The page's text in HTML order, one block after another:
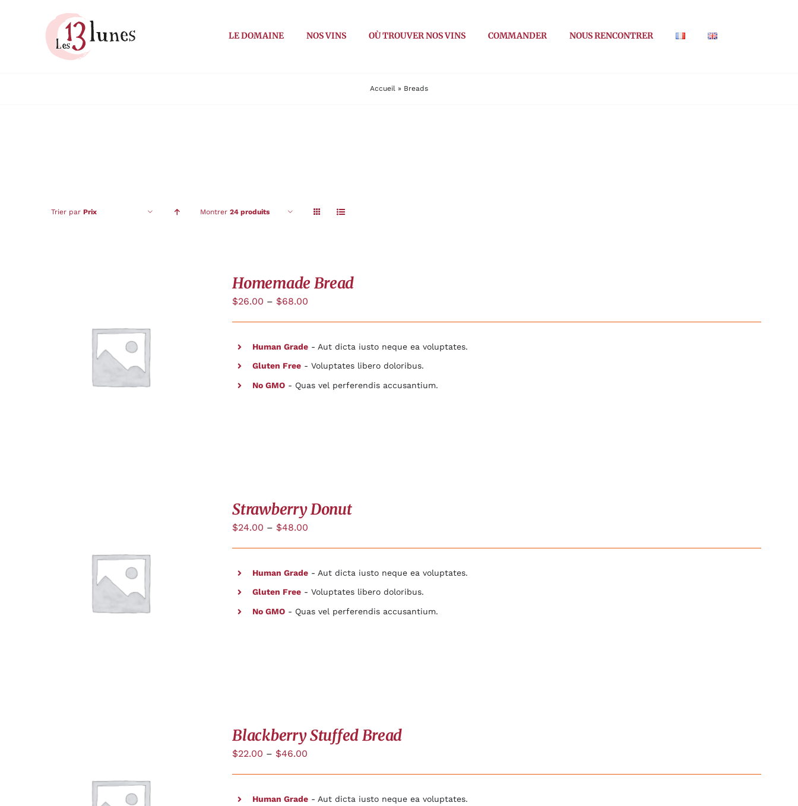
LE DOMAINE NOS VINS OÙ TROUVER NOS VINS COMMANDER NOUS RENCONTRER
Accueil » Breads
Trier par Prix Montrer 24 produits
APERÇU
Homemade Bread
$26.00 – $68.00
Human Grade- Aut dicta iusto neque ea voluptates.
Gluten Free- Voluptates libero doloribus.
No GMO- Quas vel perferendis accusantium.
APERÇU
Strawberry Donut
$24.00 – $48.00
Human Grade- Aut dicta iusto neque ea voluptates.
Gluten Free- Voluptates libero doloribus.
No GMO- Quas vel perferendis accusantium.
Blackberry Stuffed Bread
$22.00 – $46.00
Human Grade- Aut dicta iusto neque ea voluptates.